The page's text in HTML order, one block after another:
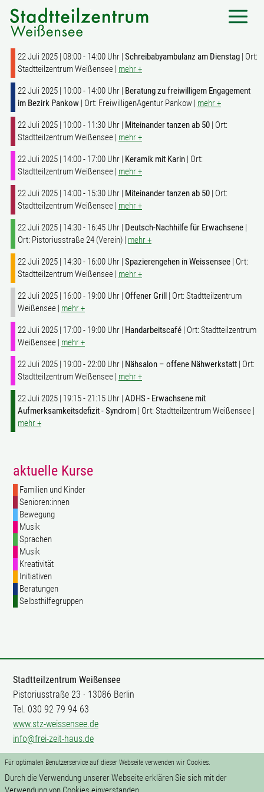
Für optimalen Benutzerservice auf dieser Webseite verwenden wir Cookies.
Durch die Verwendung unserer Webseite erklären Sie sich mit der
22 Juli 2025 | 08:00 - 14:00 Uhr | Schreibabyambulanz am Dienstag | Ort:
Stadtteilzentrum Weißensee | mehr +
22 Juli 2025 | 10:00 - 14:00 Uhr | Beratung zu freiwilligem Engagement
im Bezirk Pankow | Ort: FreiwilligenAgentur Pankow | mehr +
22 Juli 2025 | 10:00 - 11:30 Uhr | Miteinander tanzen ab 50 | Ort:
Stadtteilzentrum Weißensee | mehr +
22 Juli 2025 | 14:00 - 17:00 Uhr | Keramik mit Karin | Ort:
Stadtteilzentrum Weißensee | mehr +
22 Juli 2025 | 14:00 - 15:30 Uhr | Miteinander tanzen ab 50 | Ort:
Stadtteilzentrum Weißensee | mehr +
22 Juli 2025 | 14:30 - 16:45 Uhr | Deutsch-Nachhilfe für Erwachsene |
Ort: Pistoriusstraße 24 (Verein) | mehr +
22 Juli 2025 | 14:30 - 16:00 Uhr | Spazierengehen in Weissensee | Ort:
Stadtteilzentrum Weißensee | mehr +
22 Juli 2025 | 16:00 - 19:00 Uhr | Offener Grill | Ort: Stadtteilzentrum
Weißensee | mehr +
22 Juli 2025 | 17:00 - 19:00 Uhr | Handarbeitscafé | Ort: Stadtteilzentrum
Weißensee | mehr +
22 Juli 2025 | 19:00 - 22:00 Uhr | Nähsalon – offene Nähwerkstatt | Ort:
Stadtteilzentrum Weißensee | mehr +
22 Juli 2025 | 19:15 - 21:15 Uhr | ADHS - Erwachsene mit
Aufmerksamkeitsdefizit - Syndrom | Ort: Stadtteilzentrum Weißensee |
mehr +
aktuelle Kurse
Familien und Kinder
Senioren:innen
Bewegung
Musik
Sprachen
Musik
Kreativität
Initiativen
Beratungen
Selbsthilfegruppen
Stadtteilzentrum Weißensee
Pistoriusstraße 23 · 13086 Berlin
Tel. 030 92 79 94 63
www.stz-weissensee.de
info@frei-zeit-haus.de
Mitarbeit
Impressum